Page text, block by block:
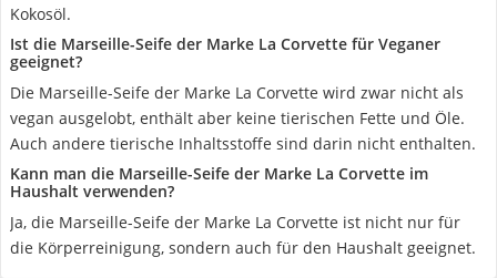
Kokosöl.
Ist die Marseille-Seife der Marke La Corvette für Veganer
geeignet?
Die Marseille-Seife der Marke La Corvette wird zwar nicht als
vegan ausgelobt, enthält aber keine tierischen Fette und Öle.
Auch andere tierische Inhaltsstoffe sind darin nicht enthalten.
Kann man die Marseille-Seife der Marke La Corvette im
Haushalt verwenden?
Ja, die Marseille-Seife der Marke La Corvette ist nicht nur für
die Körperreinigung, sondern auch für den Haushalt geeignet.